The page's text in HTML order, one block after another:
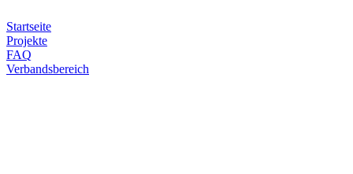
Startseite
Projekte
FAQ
Verbandsbereich